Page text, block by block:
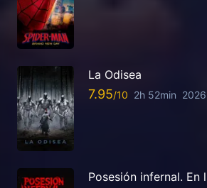
La Odisea
7.95 2h 52min 2026
Posesión infernal. En